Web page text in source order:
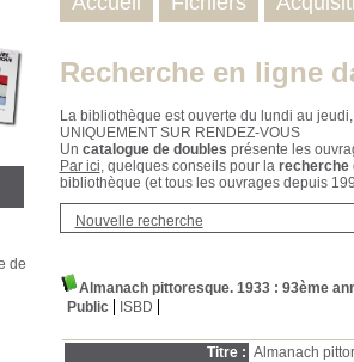
Recherche en ligne
La bibliothèque est ouverte du lundi au
UNIQUEMENT SUR RENDEZ-VOUS
Un catalogue de doubles présente les
Par ici, quelques conseils pour la recherche
bibliothèque (et tous les ouvrages depuis
Nouvelle recherche
Almanach pittoresque. 1933: 93ème
Public
ISBD
Titre : Almanach
de